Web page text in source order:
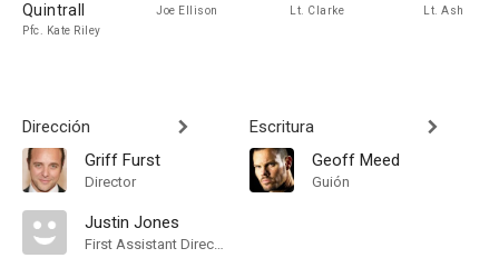
Quintrall
Pfc. Kate Riley
Joe Ellison Lt. Clarke Lt. Ash
Dirección
Griff Furst
Director
Justin Jones
First Assistant Director
Escritura
Geoff Meed
Guión